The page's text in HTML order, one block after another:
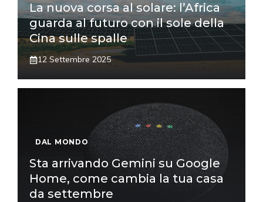
La nuova corsa al solare: l’Africa
guarda al futuro con il sole della
Cina sulle spalle
12 Settembre 2025
DAL MONDO
Sta arrivando Gemini su Google
Home, come cambia la tua casa
da settembre